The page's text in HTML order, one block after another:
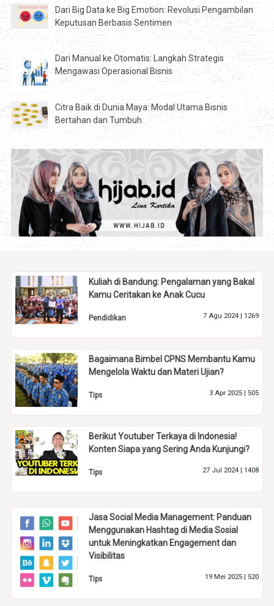
Dari Big Data ke Big Emotion: Revolusi Pengambilan
Keputusan Berbasis Sentimen
Dari Manual ke Otomatis: Langkah Strategis
Mengawasi Operasional Bisnis
Citra Baik di Dunia Maya: Modal Utama Bisnis
Bertahan dan Tumbuh
Kuliah di Bandung: Pengalaman yang Bakal
Kamu Ceritakan ke Anak Cucu
Pendidikan 7 Agu 2024 | 1269
Bagaimana Bimbel CPNS Membantu Kamu
Mengelola Waktu dan Materi Ujian?
Tips 3 Apr 2025 | 505
Berikut Youtuber Terkaya di Indonesia!
Konten Siapa yang Sering Anda Kunjungi?
Tips 27 Jul 2024 | 1408
Jasa Social Media Management: Panduan
Menggunakan Hashtag di Media Sosial
untuk Meningkatkan Engagement dan
Visibilitas
Tips 19 Mei 2025 | 520